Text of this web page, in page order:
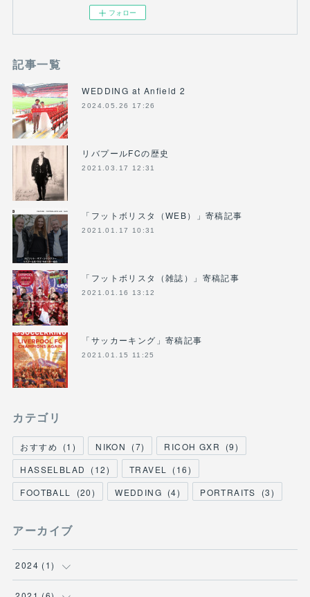
フォロー
記事一覧
WEDDING at Anfield 2
2024.05.26 17:26
リバプールFCの歴史
2021.03.17 12:31
「フットボリスタ（WEB）」寄稿記事
2021.01.17 10:31
「フットボリスタ（雑誌）」寄稿記事
2021.01.16 13:12
「サッカーキング」寄稿記事
2021.01.15 11:25
カテゴリ
おすすめ (1 ) NIKON (7) RICOH GXR (9)
HASSELBLAD
(12) TRAVEL (16)
FOOTBALL
(20) WEDDING (4) PORTRAITS (3)
アーカイブ
2024 (1)